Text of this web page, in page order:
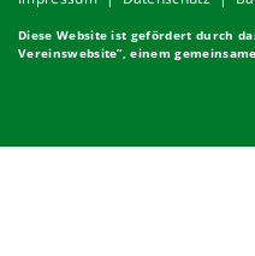
Diese Website ist gefördert durch
Vereinswebsite”, einem